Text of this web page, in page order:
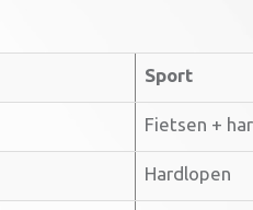
Sport
Fietsen +
Hardlopen